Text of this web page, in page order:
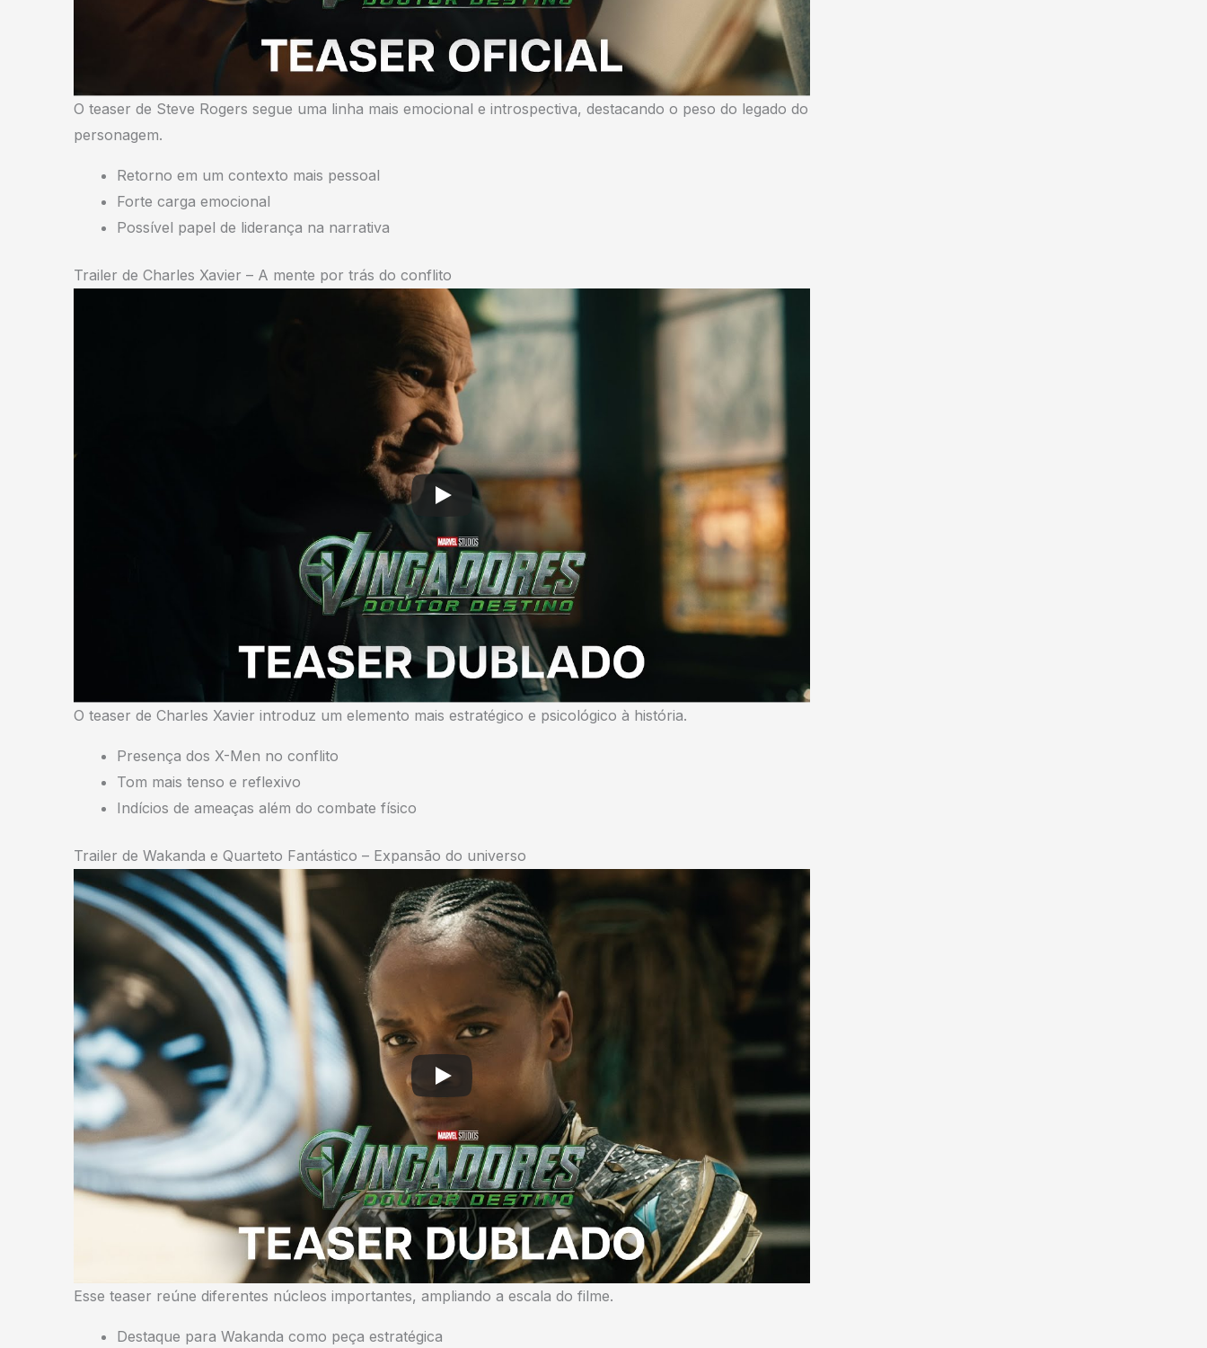
O teaser de Steve Rogers segue uma linha mais emocional e introspectiva, destacando o peso do legado do
personagem.
Retorno em um contexto mais pessoal
Forte carga emocional
Possível papel de liderança na narrativa
Trailer de Charles Xavier – A mente por trás do conflito
O teaser de Charles Xavier introduz um elemento mais estratégico e psicológico à história.
Presença dos X-Men no conflito
Tom mais tenso e reflexivo
Indícios de ameaças além do combate físico
Trailer de Wakanda e Quarteto Fantástico – Expansão do universo
Esse teaser reúne diferentes núcleos importantes, ampliando a escala do filme.
Destaque para Wakanda como peça estratégica